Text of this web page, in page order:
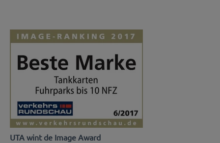
UTA wint de Image Award